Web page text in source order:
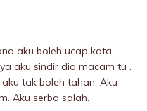
aku boleh ucap kata –
aku sindir dia macam tu .
tak boleh tahan. Aku
Aku serba salah.